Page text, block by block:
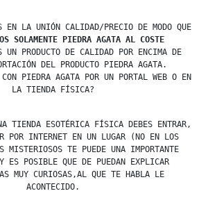
EN LA UNIÓN CALIDAD/PRECIO DE MODO QUE
SOLAMENTE PIEDRA AGATA AL COSTE
UN PRODUCTO DE CALIDAD POR ENCIMA DE
DEL PRODUCTO PIEDRA AGATA.
PIEDRA AGATA POR UN PORTAL WEB O EN
LA TIENDA FÍSICA?
TIENDA ESOTÉRICA FÍSICA DEBES ENTRAR,
POR INTERNET EN UN LUGAR (NO EN LOS
MISTERIOSOS TE PUEDE UNA IMPORTANTE
ES POSIBLE QUE DE PUEDAN EXPLICAR
MUY CURIOSAS,AL QUE TE HABLA LE
ACONTECIDO.